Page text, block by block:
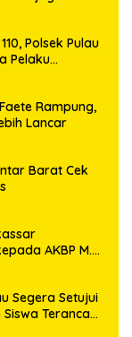
Polsek Pulau
Pelaku
Rampung,
Lancar
Barat Cek
AKBP M.
Segera Setujui
Terancam